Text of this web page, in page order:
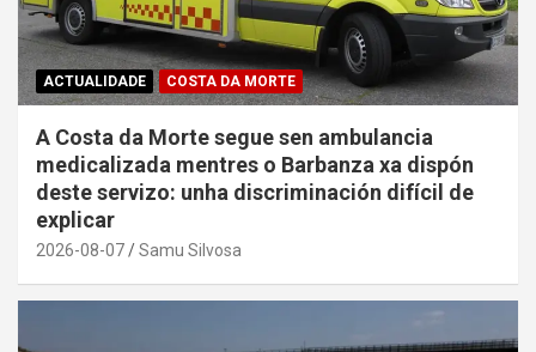
ACTUALIDADE COSTA DA MORTE
A Costa da Morte segue sen ambulancia
medicalizada mentres o Barbanza xa dispón
deste servizo: unha discriminación difícil de
explicar
2026-08-07 Samu Silvosa